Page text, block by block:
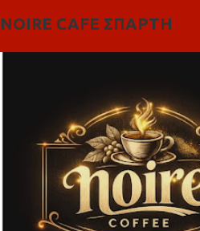
NOIRE CAFE ΣΠΑΡΤΗ